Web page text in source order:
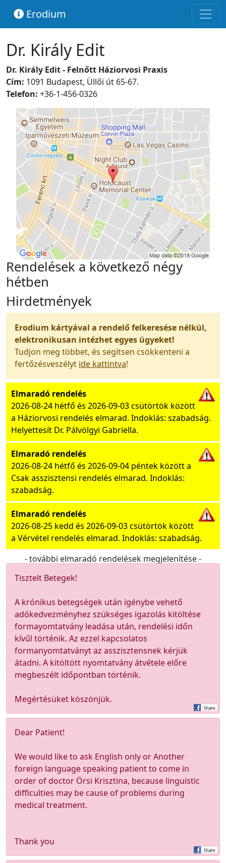
Erodium
Dr. Király Edit
Dr. Király Edit - Felnőtt Háziorvosi Praxis
Cím: 1091 Budapest, Üllői út 65-67.
Telefon: +36-1-456-0326
Rendelések a következő négy
hétben
Hirdetmények
Erodium kártyával a rendelő felkeresése nélkül,
elektronikusan intézhet egyes ügyeket!
Tudjon meg többet, és segítsen csökkenteni a
fertőzésveszélyt ide kattintva!
Elmaradó rendelés
2026-08-24 hétfő és 2026-09-03 csütörtök között
a Háziorvosi rendelés elmarad. Indoklás: szabadság.
Helyettesít Dr. Pálvölgyi Gabriella.
Elmaradó rendelés
2026-08-24 hétfő és 2026-09-04 péntek között a
Csak asszisztensi rendelés elmarad. Indoklás:
szabadság.
Elmaradó rendelés
2026-08-25 kedd és 2026-09-03 csütörtök között
a Vérvétel rendelés elmarad. Indoklás: szabadság.
- további elmaradó rendelések megjelenítése -
Tisztelt Betegek!
A krónikus betegségek után igénybe vehető
adókedvezményhez szükséges igazolás kitöltése
formayomtatvány leadása után, rendelési időn
kívűl történik. Az ezzel kapcsolatos
formanyomtatványt az asszisztensnek kérjük
átadni. A kitöltött nyomtatvány átvétele előre
megbeszélt időpontban történik.
Megértésüket köszönjük.
Dear Patient!
We would like to ask English only or Another
foreign language speaking patient to come in
order of doctor Örsi Krisztina, because linguistic
difficulties may be cause of problems during
medical treatment.
Thank you